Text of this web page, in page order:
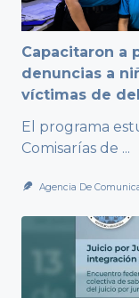
Capacitaron a
denuncias a
víctimas de
El programa
Comisarías de ...
Agencia De